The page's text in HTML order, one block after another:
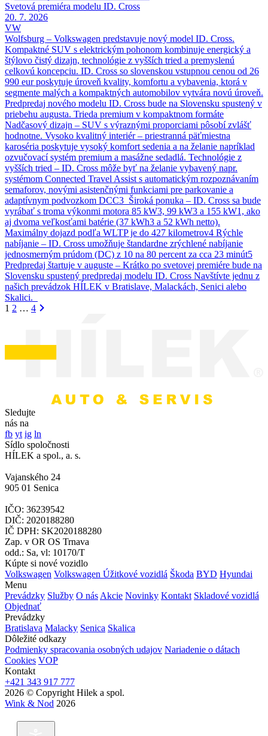
Svetová premiéra modelu ID. Cross
20. 7. 2026
VW
Wolfsburg – Volkswagen predstavuje nový model ID. Cross.
Kompaktné SUV s elektrickým pohonom kombinuje energický a
štýlovo čistý dizajn, technológie z vyšších tried a premyslenú
celkovú koncepciu. ID. Cross so slovenskou vstupnou cenou od 26
990 eur poskytuje úroveň kvality, komfortu a vybavenia, ktorá v
segmente malých a kompaktných automobilov vytvára novú úroveň.
Predpredaj nového modelu ID. Cross bude na Slovensku spustený v
priebehu augusta. Trieda premium v kompaktnom formáte
Nadčasový dizajn – SUV s výraznými proporciami pôsobí zvlášť
hodnotne. Vysoko kvalitný interiér – priestranná päťmiestna
karoséria poskytuje vysoký komfort sedenia a na želanie napríklad
ozvučovací systém premium a masážne sedadlá. Technológie z
vyšších tried – ID. Cross môže byť na želanie vybavený napr.
systémom Connected Travel Assist s automatickým rozpoznávaním
semaforov, novými asistenčnými funkciami pre parkovanie a
adaptívnym podvozkom DCC3 Široká ponuka – ID. Cross sa bude
vyrábať s troma výkonmi motora 85 kW3, 99 kW3 a 155 kW1, ako
aj dvoma veľkosťami batérie (37 kWh3 a 52 kWh netto).
Maximálny dojazd podľa WLTP je do 427 kilometrov4 Rýchle
nabíjanie – ID. Cross umožňuje štandardne zrýchlené nabíjanie
jednosmerným prúdom (DC) z 10 na 80 percent za cca 23 minút5
Predpredaj štartuje v auguste – Krátko po svetovej premiére bude na
Slovensku spustený predpredaj modelu ID. Cross Navštívte jednu z
našich prevádzok HÍLEK v Bratislave, Malackách, Senici alebo
Skalici.
1 2 … 4
Sledujte
nás na
fb yt ig ln
Sídlo spoločnosti
HÍLEK a spol., a. s.
Vajanského 24
905 01 Senica
IČO: 36239542
DIČ: 2020188280
IČ DPH: SK2020188280
Zap. v OR OS Trnava
odd.: Sa, vl: 10170/T
Kúpte si nové vozidlo
Volkswagen Volkswagen Úžitkové vozidlá Škoda BYD Hyundai
Menu
Prevádzky Služby O nás Akcie Novinky Kontakt Skladové vozidlá
Objednať
Prevádzky
Bratislava Malacky Senica Skalica
Dôležité odkazy
Podmienky spracovania osobných udajov Nariadenie o dátach
Cookies VOP
Kontakt
+421 343 917 777
2026 © Copyright Hilek a spol.
Wink & Nod 2026